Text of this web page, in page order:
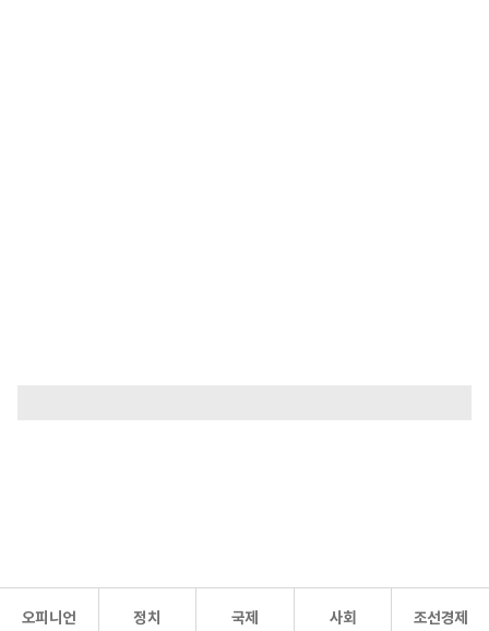
오피니언 정치 국제 사회 조선경제